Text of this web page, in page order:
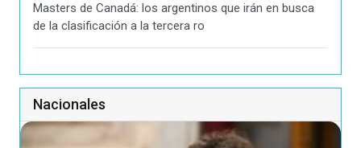
Masters de Canadá: los argentinos que irán en busca
de la clasificación a la tercera ro
Nacionales